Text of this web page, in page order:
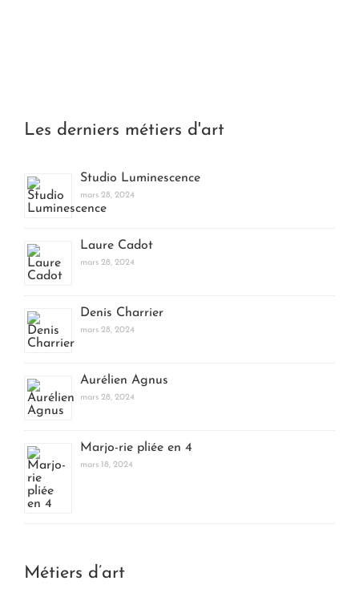
Les derniers métiers d'art
Studio Luminescence
mars 28, 2024
Laure Cadot
mars 28, 2024
Denis Charrier
mars 28, 2024
Aurélien Agnus
mars 28, 2024
Marjo-rie pliée en 4
mars 18, 2024
Métiers d’art